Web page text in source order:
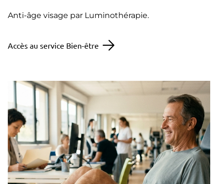
Anti-âge visage par Luminothérapie.
Accès au service Bien-être